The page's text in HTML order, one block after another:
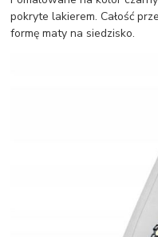
pokryte lakierem. Całość
formę maty na siedzisko.